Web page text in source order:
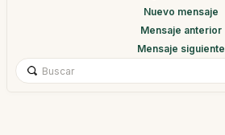
Nuevo mensaje
Mensaje anterior
Mensaje siguiente